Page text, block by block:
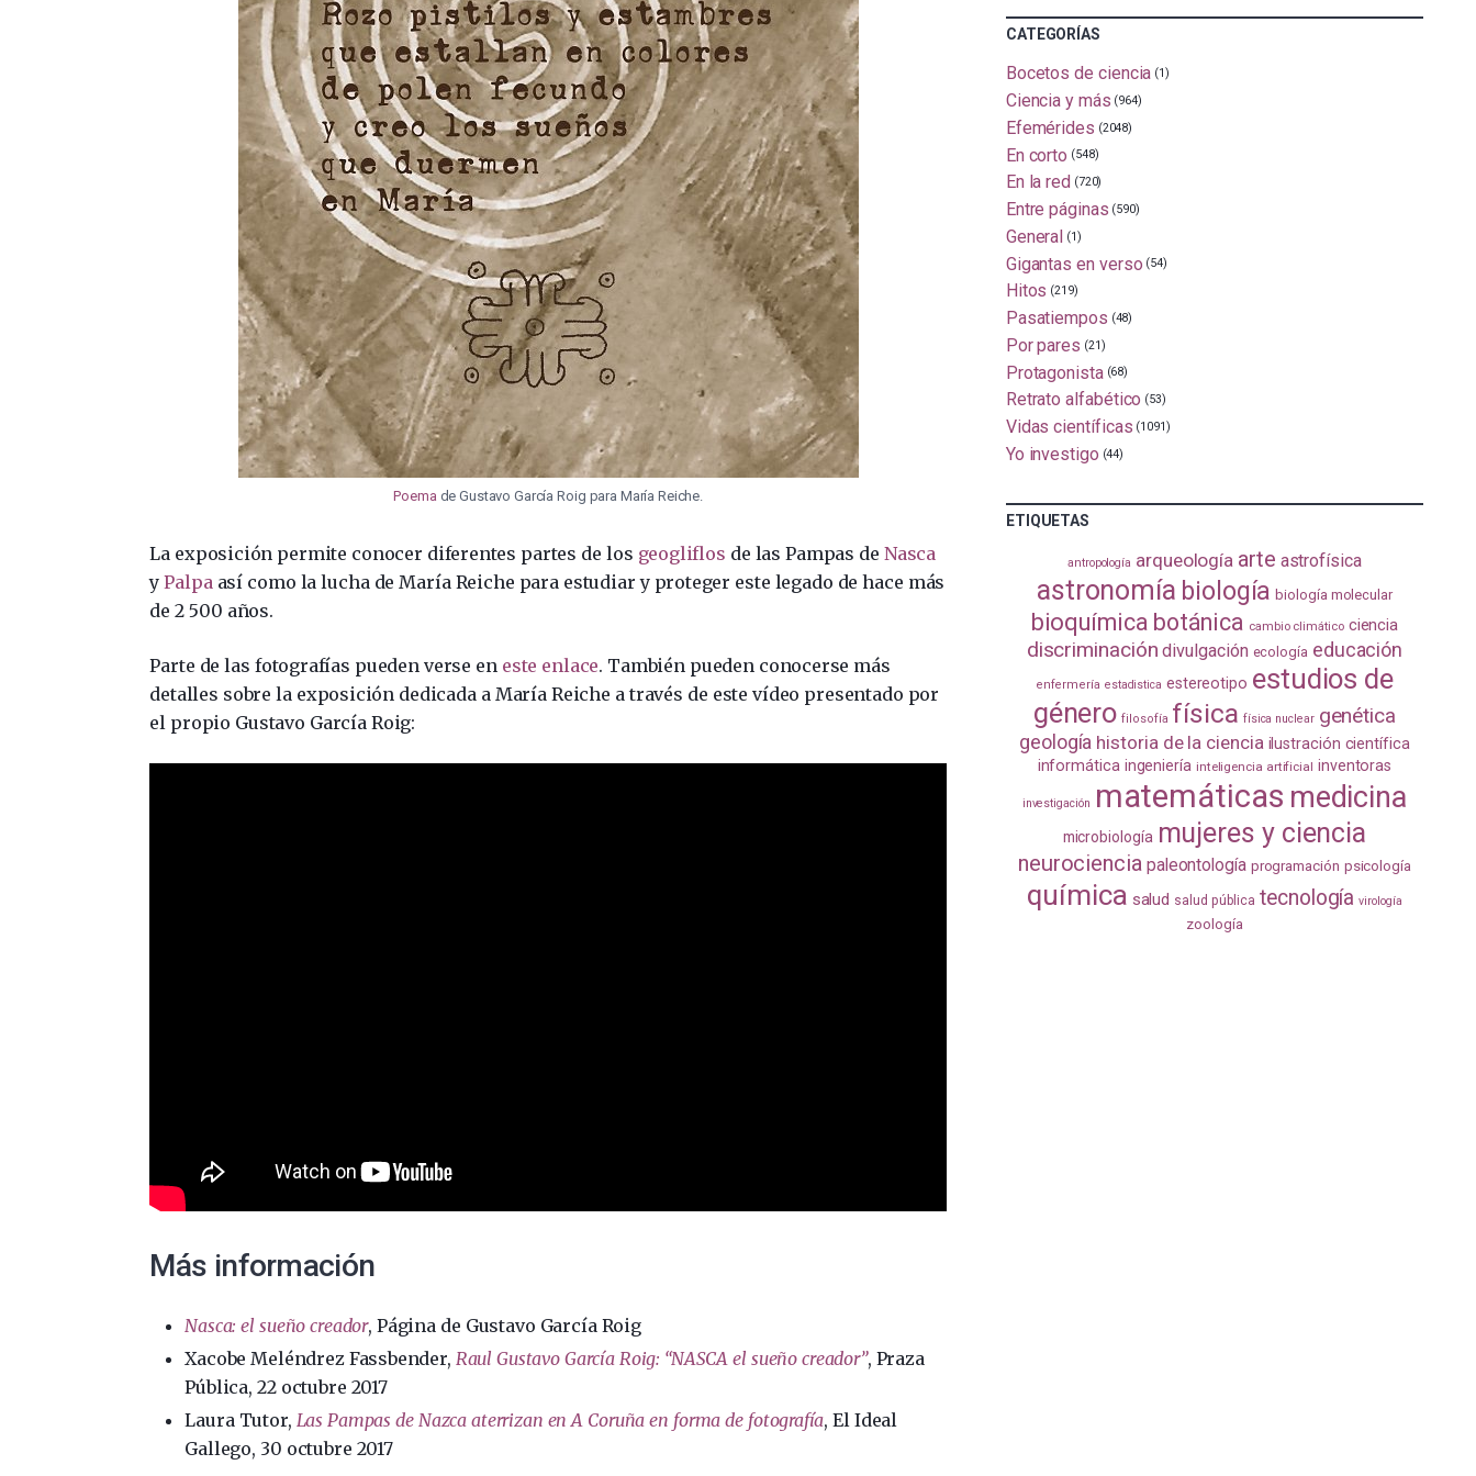
Poema de Gustavo García Roig para María Reiche.
La exposición permite conocer diferentes partes de los geogliflos de las Pampas de Nasca
yPalpa así como la lucha de María Reiche para estudiar y proteger este legado de hace más
de 2 500 años.
Parte de las fotografías pueden verse en este enlace. También pueden conocerse más
detalles sobre la exposición dedicada a María Reiche a través de este vídeo presentado por
el propio Gustavo García Roig:
Más información
Nasca: el sueño creador, Página de Gustavo García Roig
Xacobe Meléndrez Fassbender, Raul Gustavo García Roig: “NASCA el sueño creador”, Praza
Pública, 22 octubre 2017
Laura Tutor, Las Pampas de Nazca aterrizan en A Coruña en forma de fotografía, El Ideal
Gallego, 30 octubre 2017
CATEGORÍAS
Bocetos de ciencia (1)
Ciencia y más (964)
Efemérides (2048)
En corto (548)
En la red (720)
Entre páginas (590)
General (1)
Gigantas en verso (54)
Hitos (219)
Pasatiempos (48)
Por pares (21)
Protagonista (68)
Retrato alfabético (53)
Vidas científicas (1091)
Yo investigo (44)
ETIQUETAS
antropología arqueología arte astrofísica
astronomía biología biología molecular
bioquímica botánica cambio climático ciencia
discriminación divulgación ecología educación
enfermería estadistica estereotipo estudios de
género filosofía física física nuclear genética
geología historia de la ciencia ilustración científica
informática ingeniería inteligencia artificial inventoras
investigación matemáticas medicina
microbiología mujeres y ciencia
neurociencia paleontología programación psicología
química salud salud pública tecnología virología
zoología